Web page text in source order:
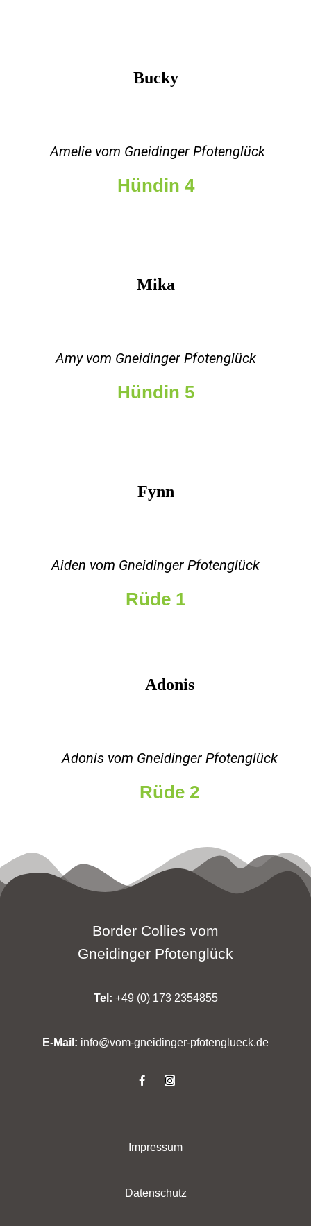
Bucky
Amelie vom Gneidinger Pfotenglück
Hündin 4
Mika
Amy vom Gneidinger Pfotenglück
Hündin 5
Fynn
Aiden vom Gneidinger Pfotenglück
Rüde 1
Adonis
Adonis vom Gneidinger Pfotenglück
Rüde 2
Border Collies vom
Gneidinger Pfotenglück
Tel: +49 (0) 173 2354855
E-Mail: info@vom-gneidinger-pfotenglueck.de
Impressum
Datenschutz